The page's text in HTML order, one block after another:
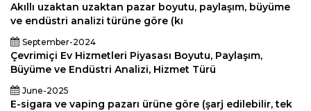
Akıllı uzaktan uzaktan pazar boyutu, paylaşım, büyüme
ve endüstri analizi türüne göre (kı
September-2024
Çevrimiçi Ev Hizmetleri Piyasası Boyutu, Paylaşım,
Büyüme ve Endüstri Analizi, Hizmet Türü
June-2025
E-sigara ve vaping pazarı ürüne göre (şarj edilebilir, tek